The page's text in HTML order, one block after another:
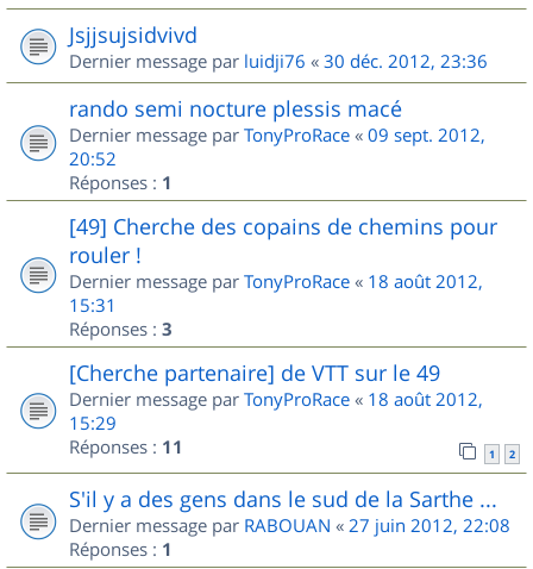
Jsjjsujsidvivd
Dernier message par luidji76 « 30 déc. 2012, 23:36
rando semi nocture plessis macé
Dernier message par TonyProRace « 09 sept. 2012,
20:52
Réponses : 1
[49] Cherche des copains de chemins pour
rouler !
Dernier message par TonyProRace « 18 août 2012,
15:31
Réponses : 3
[Cherche partenaire] de VTT sur le 49
Dernier message par TonyProRace « 18 août 2012,
15:29
Réponses : 11 1 2
S'il y a des gens dans le sud de la Sarthe ...
Dernier message par RABOUAN « 27 juin 2012, 22:08
Réponses : 1